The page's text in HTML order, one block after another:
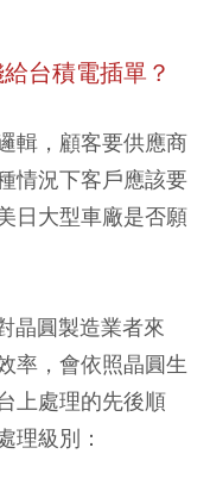
台積電插單？
輯，顧客要供應商
情況下客戶應該要
日大型車廠是否願
晶圓製造業者來
率，會依照晶圓生
上處理的先後順
理級別：